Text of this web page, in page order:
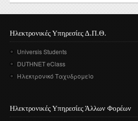
Ηλεκτρονικές Υπηρεσίες Δ.Π.Θ.
Universis Students
DUTHNET eClass
Ηλεκτρονικό Ταχυδρομείο
Ηλεκτρονικές Υπηρεσίες Άλλων Φορέων